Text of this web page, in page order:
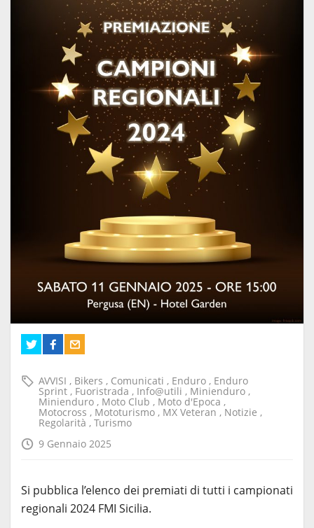
AVVISI , Bikers , Comunicati , Enduro , Enduro
Sprint , Fuoristrada , Info@utili , Minienduro ,
Minienduro , Moto Club , Moto d'Epoca ,
Motocross , Mototurismo , MX Veteran , Notizie ,
Regolarità , Turismo
9 Gennaio 2025
Si pubblica l’elenco dei premiati di tutti i campionati
regionali 2024 FMI Sicilia.